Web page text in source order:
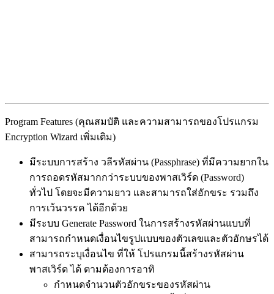
Program Features (คุณสมบัติ และความสามารถของโปรแกรม
Encryption Wizard เพิ่มเติม)
มีระบบการสร้าง วลีรหัสผ่าน (Passphrase) ที่มีความยากใน
การถอดรหัสมากกว่าระบบของพาสเวิร์ด (Password)
ทั่วไป โดยจะมีความยาว และสามารถใส่อักขระ รวมถึง
การเว้นวรรค ได้อีกด้วย
มีระบบ Generate Password ในการสร้างรหัสผ่านแบบที่
สามารถกำหนดเงื่อนไขรูปแบบของตัวเลขและตัวอักษรได้
สามารถระบุเงื่อนไข ที่ให้ โปรแกรมนี้สร้างรหัสผ่าน
พาสเวิร์ด ได้ ตามต้องการอาทิ
กำหนดจำนวนตัวอักขระของรหัสผ่าน